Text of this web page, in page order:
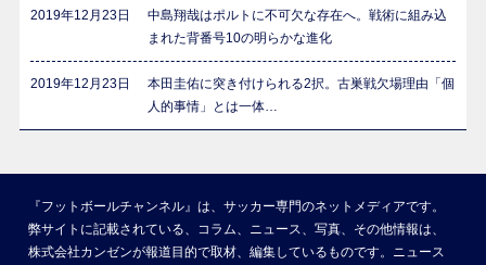
2019年12月23日
中島翔哉はポルトに不可欠な存在へ。戦術に組み込
まれた背番号10の明らかな進化
2019年12月23日
本田圭佑に突き付けられる2択。古巣戦欠場理由「個
人的事情」とは一体…
『フットボールチャンネル』は、サッカー専門のネットメディアです。
弊サイトに記載されている、コラム、ニュース、写真、その他情報は、
株式会社カンゼンが報道目的で取材、編集しているものです。ニュース